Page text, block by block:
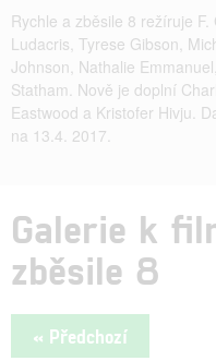
Rychle a zběsile 8 režíruje
Ludacris, Tyrese Gibson,
Johnson, Nathalie
Statham. Nově je doplní
Eastwood a Kristofer Hivju.
na 13.4. 2017.
Galerie k
zběsile 8
« Předchozí